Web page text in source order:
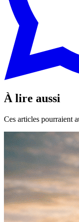
À lire aussi
Ces articles pourraient